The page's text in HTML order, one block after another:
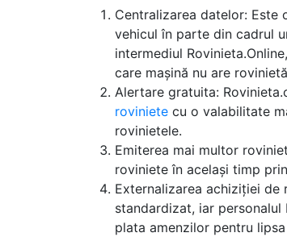
Centralizarea datelor: Este
vehicul în parte din cadrul
intermediul
care mașină nu are
Alertare gratuita:
roviniete cu o valabilitate
rovinietele.
Emiterea mai multor
roviniete în același timp
Externalizarea achiziției
standardizat, iar
plata amenzilor pentru